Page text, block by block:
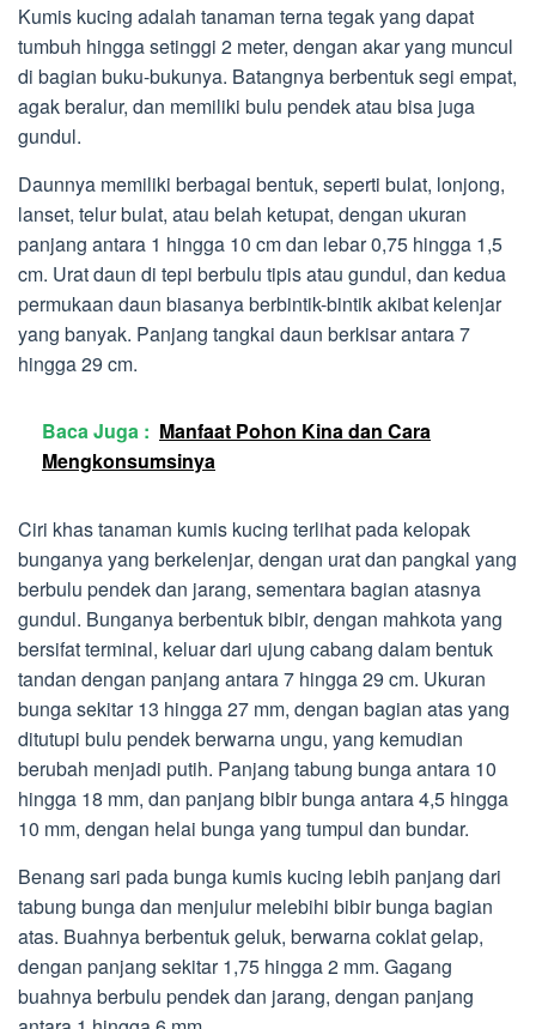
Kumis kucing adalah tanaman terna tegak yang dapat
tumbuh hingga setinggi 2 meter, dengan akar yang muncul
di bagian buku-bukunya. Batangnya berbentuk segi empat,
agak beralur, dan memiliki bulu pendek atau bisa juga
gundul.
Daunnya memiliki berbagai bentuk, seperti bulat, lonjong,
lanset, telur bulat, atau belah ketupat, dengan ukuran
panjang antara 1 hingga 10 cm dan lebar 0,75 hingga 1,5
cm. Urat daun di tepi berbulu tipis atau gundul, dan kedua
permukaan daun biasanya berbintik-bintik akibat kelenjar
yang banyak. Panjang tangkai daun berkisar antara 7
hingga 29 cm.
Baca Juga : Manfaat Pohon Kina dan Cara
Mengkonsumsinya
Ciri khas tanaman kumis kucing terlihat pada kelopak
bunganya yang berkelenjar, dengan urat dan pangkal yang
berbulu pendek dan jarang, sementara bagian atasnya
gundul. Bunganya berbentuk bibir, dengan mahkota yang
bersifat terminal, keluar dari ujung cabang dalam bentuk
tandan dengan panjang antara 7 hingga 29 cm. Ukuran
bunga sekitar 13 hingga 27 mm, dengan bagian atas yang
ditutupi bulu pendek berwarna ungu, yang kemudian
berubah menjadi putih. Panjang tabung bunga antara 10
hingga 18 mm, dan panjang bibir bunga antara 4,5 hingga
10 mm, dengan helai bunga yang tumpul dan bundar.
Benang sari pada bunga kumis kucing lebih panjang dari
tabung bunga dan menjulur melebihi bibir bunga bagian
atas. Buahnya berbentuk geluk, berwarna coklat gelap,
dengan panjang sekitar 1,75 hingga 2 mm. Gagang
buahnya berbulu pendek dan jarang, dengan panjang